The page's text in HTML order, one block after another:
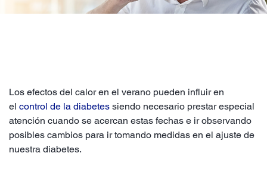
Los efectos del calor en el verano pueden influir en
el control de la diabetes siendo necesario prestar especial
atención cuando se acercan estas fechas e ir observando
posibles cambios para ir tomando medidas en el ajuste de
nuestra diabetes.